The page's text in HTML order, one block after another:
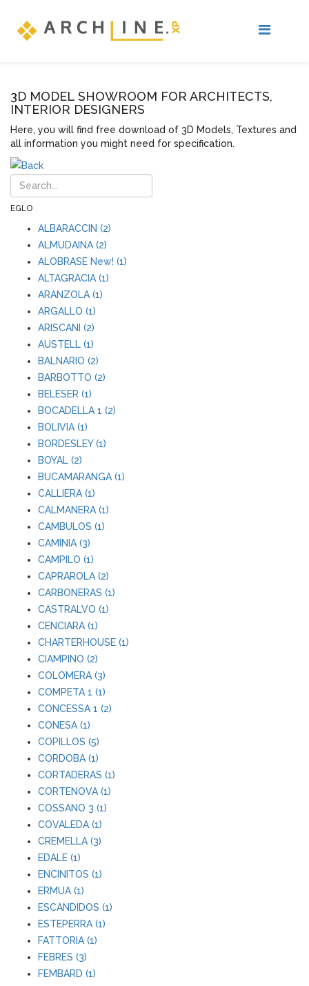
3D MODEL SHOWROOM FOR ARCHITECTS,
INTERIOR DESIGNERS
Here, you will find free download of 3D Models, Textures and
all information you might need for specification.
EGLO
ALBARACCIN (2)
ALMUDAINA (2)
ALOBRASE New! (1)
ALTAGRACIA (1)
ARANZOLA (1)
ARGALLO (1)
ARISCANI (2)
AUSTELL (1)
BALNARIO (2)
BARBOTTO (2)
BELESER (1)
BOCADELLA 1 (2)
BOLIVIA (1)
BORDESLEY (1)
BOYAL (2)
BUCAMARANGA (1)
CALLIERA (1)
CALMANERA (1)
CAMBULOS (1)
CAMINIA (3)
CAMPILO (1)
CAPRAROLA (2)
CARBONERAS (1)
CASTRALVO (1)
CENCIARA (1)
CHARTERHOUSE (1)
CIAMPINO (2)
COLOMERA (3)
COMPETA 1 (1)
CONCESSA 1 (2)
CONESA (1)
COPILLOS (5)
CORDOBA (1)
CORTADERAS (1)
CORTENOVA (1)
COSSANO 3 (1)
COVALEDA (1)
CREMELLA (3)
EDALE (1)
ENCINITOS (1)
ERMUA (1)
ESCANDIDOS (1)
ESTEPERRA (1)
FATTORIA (1)
FEBRES (3)
FEMBARD (1)